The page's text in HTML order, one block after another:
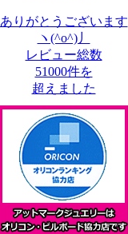
ありがとうございます
ヽ(^o^)丿
レビュー総数
51000件を
超えました